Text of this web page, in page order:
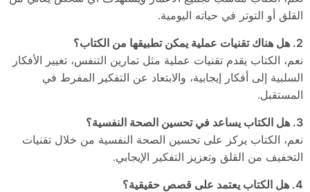
القلق أو التوتر في حياته اليومية.
2. هل هناك تقنيات عملية يمكن تطبيقها من الكتاب؟
نعم، الكتاب يقدم تقنيات عملية مثل تمارين التنفس، تغيير الأفكار
السلبية إلى أفكار إيجابية، والابتعاد عن التفكير المفرط في
المستقبل.
3. هل الكتاب يساعد في تحسين الصحة النفسية؟
نعم، الكتاب يركز على تحسين الصحة النفسية من خلال تقنيات
التخفيف من القلق وتعزيز التفكير الإيجابي.
4. هل الكتاب يعتمد على قصص حقيقية؟